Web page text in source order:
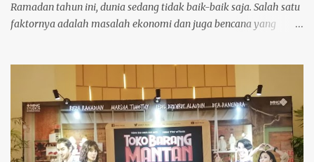
Ramadan tahun ini, dunia sedang tidak baik-baik saja. Salah satu
faktornya adalah masalah ekonomi dan juga bencana yang
Sumatera Utara dan Sumatera Barat. Hati langsung trenyuh
ketika melihat saudara kita terkena bencana. Bagaimana tidak
mereka harus kehilangan harta bendanya, bahkan Ramadan
yang sebentar lagi tiba pun ada beberapa yang masih di
penampungan pengungsian. Maka dari itu kita wajib banget
membantu mereka untuk mengurangi beban mereka. Karena